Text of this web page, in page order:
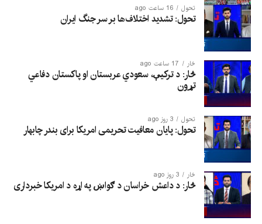
تحول 16 ساعت ago
تحول: تشدید اختلاف‌ها بر سر جنگ ایران
څار 17 ساعت ago
څار: د ترکیې، سعودي عربستان او پاکستان دفاعي
تړون
تحول 3 روز ago
تحول: پایان معافیت تحریمی امریکا برای بندر چابهار
څار 3 روز ago
څار: د داعش خراسان د ګواښ په اړه د امریکا خبرداری